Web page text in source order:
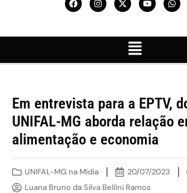
Em entrevista para a EPTV,
UNIFAL-MG aborda relação
alimentação e economia
UNIFAL-MG na Mídia 20/07/2023
Luana Bruno da Silva Bellini Ramos